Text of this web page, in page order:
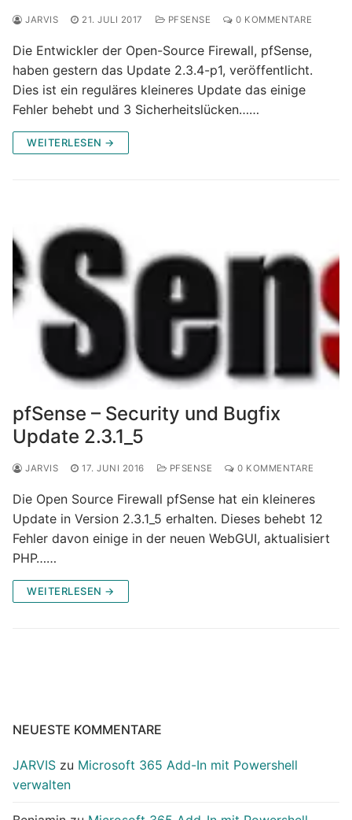
JARVIS 21. JULI 2017 PFSENSE 0 KOMMENTARE
Die Entwickler der Open-Source Firewall, pfSense,
haben gestern das Update 2.3.4-p1, veröffentlicht.
Dies ist ein reguläres kleineres Update das einige
Fehler behebt und 3 Sicherheitslücken……
WEITERLESEN →
pfSense – Security und Bugfix
Update 2.3.1_5
JARVIS 17. JUNI 2016 PFSENSE 0 KOMMENTARE
Die Open Source Firewall pfSense hat ein kleineres
Update in Version 2.3.1_5 erhalten. Dieses behebt 12
Fehler davon einige in der neuen WebGUI, aktualisiert
PHP……
WEITERLESEN →
NEUESTE KOMMENTARE
JARVIS zu Microsoft 365 Add-In mit Powershell
verwalten